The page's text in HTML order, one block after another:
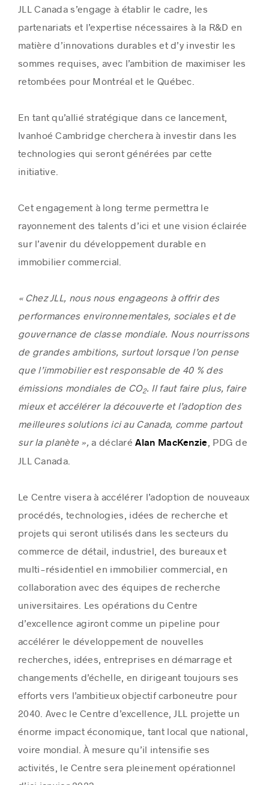
JLL Canada s’engage à établir le cadre, les
partenariats et l’expertise nécessaires à la R&D en
matière d’innovations durables et d’y investir les
sommes requises, avec l’ambition de maximiser les
retombées pour Montréal et le Québec.
En tant qu’allié stratégique dans ce lancement,
Ivanhoé Cambridge cherchera à investir dans les
technologies qui seront générées par cette
initiative.
Cet engagement à long terme permettra le
rayonnement des talents d’ici et une vision éclairée
sur l’avenir du développement durable en
immobilier commercial.
« Chez JLL, nous nous engageons à offrir des
performances environnementales, sociales et de
gouvernance de classe mondiale. Nous nourrissons
de grandes ambitions, surtout lorsque l’on pense
que l’immobilier est responsable de 40 % des
émissions mondiales de CO2. Il faut faire plus, faire
mieux et accélérer la découverte et l’adoption des
meilleures solutions ici au Canada, comme partout
sur la planète »,a déclaréAlan MacKenzie, PDG de
JLL Canada.
Le Centre visera à accélérer l’adoption de nouveaux
procédés, technologies, idées de recherche et
projets qui seront utilisés dans les secteurs du
commerce de détail, industriel, des bureaux et
multi-résidentiel en immobilier commercial, en
collaboration avec des équipes de recherche
universitaires. Les opérations du Centre
d’excellence agiront comme un pipeline pour
accélérer le développement de nouvelles
recherches, idées, entreprises en démarrage et
changements d’échelle, en dirigeant toujours ses
efforts vers l’ambitieux objectif carboneutre pour
2040. Avec le Centre d’excellence, JLL projette un
énorme impact économique, tant local que national,
voire mondial. À mesure qu’il intensifie ses
activités, le Centre sera pleinement opérationnel